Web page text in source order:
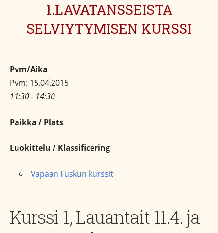
1.LAVATANSSEISTA
SELVIYTYMISEN KURSSI
Pvm/Aika
Pvm: 15.04.2015
11:30 - 14:30
Paikka / Plats
Luokittelu / Klassificering
Vapaan Fuskun kurssit
Kurssi 1, Lauantait 11.4. ja